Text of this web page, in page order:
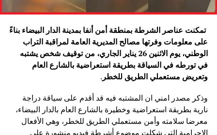
تمكنت عناصر الشرطة بمنطقة أمن أنفا بمدينة الدار البيضاء بناءً
على معلومات وفرتها مصالح المديرية العامة لمراقبة التراب
الوطني، يوم الاثنين 26 يناير الجاري، من توقيف شخص يشتبه
في تورطه في السياقة بطريقة استعراضية بالشارع العام
وتعريض مستعملي الطريق للخطر .
وذكر مصدر امني ان المشتبه فيه قد أقدم على سياقة دراجة
نارية بطريقة استعراضية وخطيرة بالشارع العام بالدار البيضاء،
معرضا سلامته وأمن مستعملي الطريق للخطر، وهي الأفعال
الإجرامية التي شكلت موضوع أشرطة فيديو منشورة على